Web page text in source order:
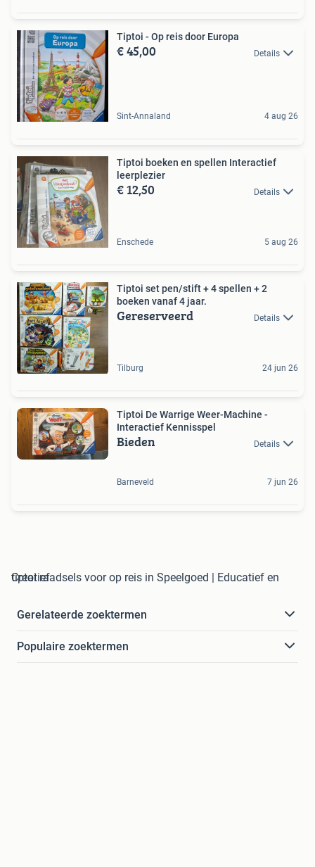
Tiptoi - Op reis door Europa
€ 45,00 Details
Sint-Annaland 4 aug 26
Tiptoi boeken en spellen Interactief
leerplezier
€ 12,50 Details
Enschede 5 aug 26
Tiptoi set pen/stift + 4 spellen + 2
boeken vanaf 4 jaar.
Gereserveerd Details
Tilburg 24 jun 26
Tiptoi De Warrige Weer-Machine -
Interactief Kennisspel
Bieden Details
Barneveld 7 jun 26
tiptoi raadsels voor op reis in Speelgoed | Educatief en Creatief
Gerelateerde zoektermen
Populaire zoektermen